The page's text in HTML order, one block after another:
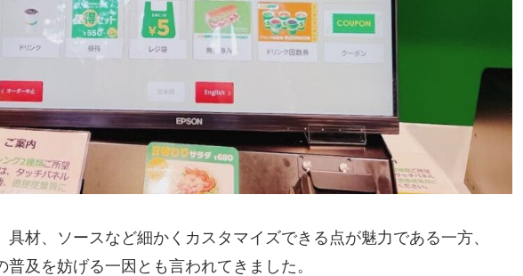
材、ソースなど細かくカスタマイズできる点が魅力である一方、
普及を妨げる一因とも言われてきました。